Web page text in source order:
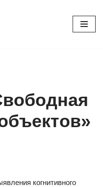
когнитивного